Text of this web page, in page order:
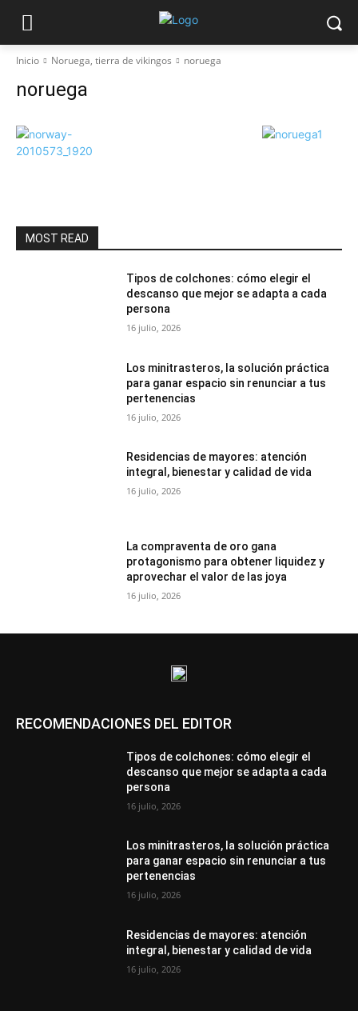
Inicio Noruega, tierra de vikingos noruega
noruega
MOST READ
Tipos de colchones: cómo elegir el
descanso que mejor se adapta a cada
persona
16 julio, 2026
Los minitrasteros, la solución práctica
para ganar espacio sin renunciar a tus
pertenencias
16 julio, 2026
Residencias de mayores: atención
integral, bienestar y calidad de vida
16 julio, 2026
La compraventa de oro gana
protagonismo para obtener liquidez y
aprovechar el valor de las joya
16 julio, 2026
RECOMENDACIONES DEL EDITOR
Tipos de colchones: cómo elegir el
descanso que mejor se adapta a cada
persona
16 julio, 2026
Los minitrasteros, la solución práctica
para ganar espacio sin renunciar a tus
pertenencias
16 julio, 2026
Residencias de mayores: atención
integral, bienestar y calidad de vida
16 julio, 2026